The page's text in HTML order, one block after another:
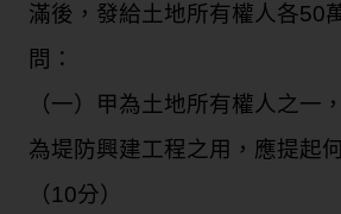
滿後，發給土地所有權人各50
問：
（一）甲為土地所有權人之一
為堤防興建工程之用，應提起
（10分）